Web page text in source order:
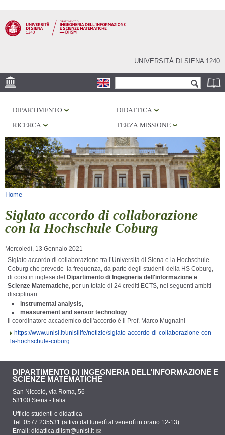
contenuto
principale
UNIVERSITÀ DI SIENA 1240
Form di ricerca
PHD PROGRAM
LABORATORI
BIBLIOTECHE
SERVIZI
DIPARTIMENTO
DIDATTICA
RICERCA
TERZA MISSIONE
Tu sei qui
Home
Siglato accordo di collaborazione
con la Hochschule Coburg
Mercoledì, 13 Gennaio 2021
Siglato accordo di collaborazione tra l’Università di Siena e la Hochschule
Coburg che prevede la frequenza, da parte degli studenti della HS Coburg,
di corsi in inglese del Dipartimento di Ingegneria dell'informazione e
Scienze Matematiche , per un totale di 24 crediti ECTS, nei seguenti ambiti
disciplinari:
instrumental analysis,
measurement and sensor technology
Il coordinatore accademico dell'accordo è il Prof. Marco Mugnaini
https://www.unisi.it/unisilife/notizie/siglato-accordo-di-collaborazione-con-
la-hochschule-coburg
DIPARTIMENTO DI INGEGNERIA DELL'INFORMAZIONE E
SCIENZE MATEMATICHE
San Niccolò, via Roma, 56
53100 Siena - Italia
Ufficio studenti e didattica
Tel. 0577 235531 (attivo dal lunedì al venerdì in orario 12-13)
Email: didattica.diism@unisi.it